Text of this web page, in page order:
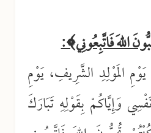
اللهَ فَاتَّبِعُونِي﴾:
يَوْمِ المَوْلِدِ الشَّرِيفِ، يَوْمِ
وَإِيَّاكُمْ بِقَوْلِهِ تَبَارَكَ